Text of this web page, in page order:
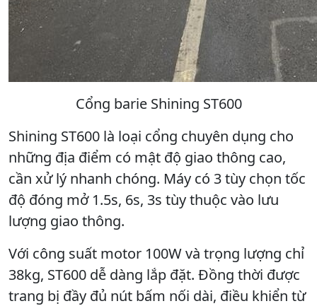
Cổng barie Shining ST600
Shining ST600 là loại cổng chuyên dụng cho
những địa điểm có mật độ giao thông cao,
cần xử lý nhanh chóng. Máy có 3 tùy chọn tốc
độ đóng mở 1.5s, 6s, 3s tùy thuộc vào lưu
lượng giao thông.
Với công suất motor 100W và trọng lượng chỉ
38kg, ST600 dễ dàng lắp đặt. Đồng thời được
trang bị đầy đủ nút bấm nối dài, điều khiển từ